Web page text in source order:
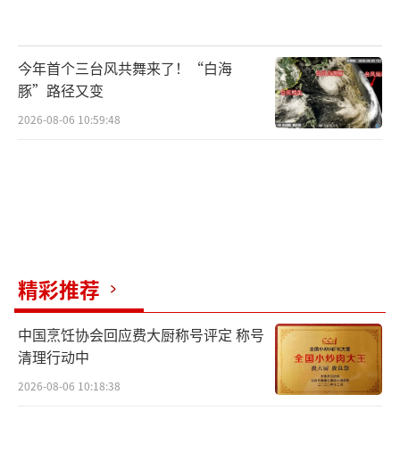
也正是我一直想尝试的”。
电影《六人晚餐》由上海莱弗影视制作有
限公司、北京宏岳金骁影视传媒有限公司、北
今年首个三台风共舞来了！“白海
豚”路径又变
2026-08-06 10:59:48
精彩推荐
中国烹饪协会回应费大厨称号评定 称号
清理行动中
2026-08-06 10:18:38